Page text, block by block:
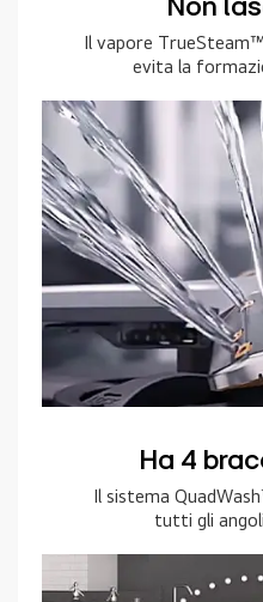
Non
Il vapore
evita la
Ha 4
Il sistema
tutti gli